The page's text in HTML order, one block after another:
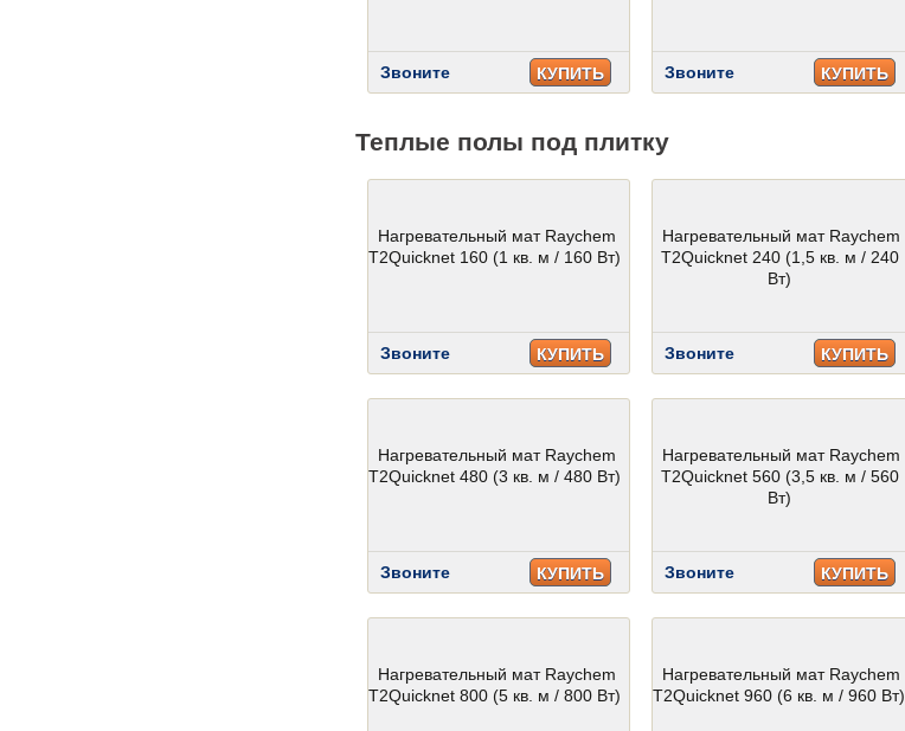
Звоните КУПИТЬ Звоните КУПИТЬ
Теплые полы под плитку
Нагревательный мат Raychem
T2Quicknet 160 (1 кв. м / 160 Вт)
Звоните КУПИТЬ
Нагревательный мат Raychem
T2Quicknet 240 (1,5 кв. м / 240
Вт)
Звоните КУПИТЬ
Нагревательный мат Raychem
T2Quicknet 480 (3 кв. м / 480 Вт)
Звоните КУПИТЬ
Нагревательный мат Raychem
T2Quicknet 560 (3,5 кв. м / 560
Вт)
Звоните КУПИТЬ
Нагревательный мат Raychem
T2Quicknet 800 (5 кв. м / 800 Вт)
Нагревательный мат Raychem
T2Quicknet 960 (6 кв. м / 960 Вт)